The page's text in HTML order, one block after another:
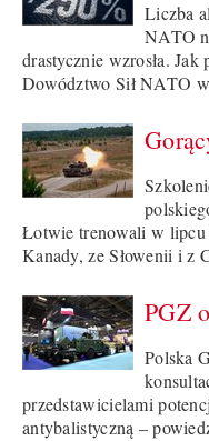
Liczba
NATO
drastycznie wzrosła. Jak
Dowództwo Sił NATO
Łotwie trenowali w lipcu
Kanady, ze Słowenii i z
PGZ
Polska
przedstawicielami
antybalistyczną –